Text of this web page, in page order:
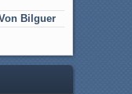
Bilguer